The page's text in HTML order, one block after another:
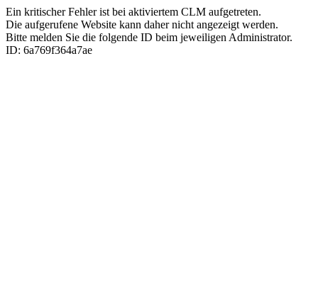
Ein kritischer Fehler ist bei aktiviertem CLM aufgetreten.
Die aufgerufene Website kann daher nicht angezeigt werden.
Bitte melden Sie die folgende ID beim jeweiligen Administrator.
ID: 6a769f364a7ae